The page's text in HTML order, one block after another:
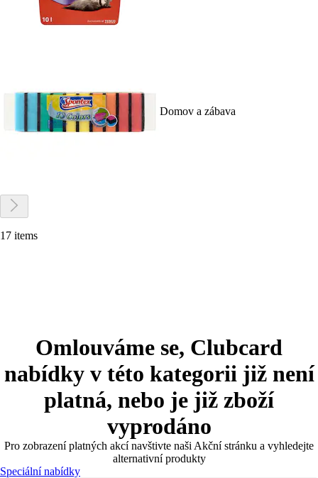
Domov a zábava
17 items
Omlouváme se, Clubcard
nabídky v této kategorii již není
platná, nebo je již zboží
vyprodáno
Pro zobrazení platných akcí navštivte naši Akční stránku a vyhledejte
alternativní produkty
Speciální nabídky